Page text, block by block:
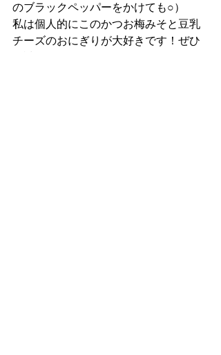
のブラックペッパーをかけても○）
私は個人的にこのかつお梅みそと豆乳
チーズのおにぎりが大好きです！ぜひ